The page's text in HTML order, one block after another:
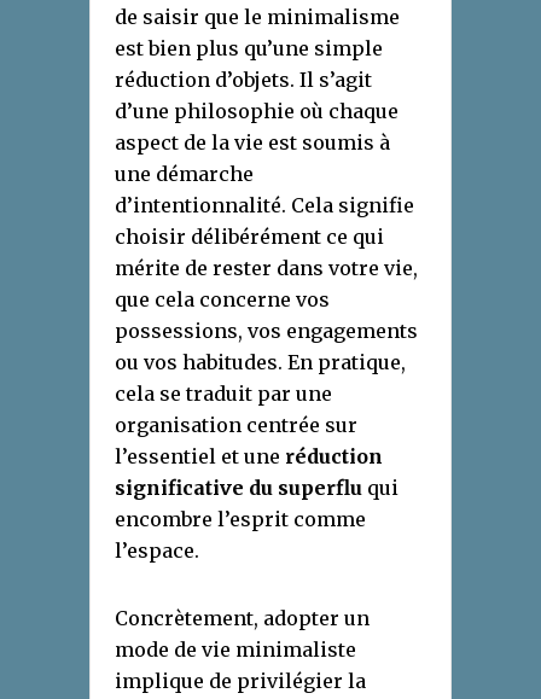
de saisir que le minimalisme
est bien plus qu’une simple
réduction d’objets. Il s’agit
d’une philosophie où chaque
aspect de la vie est soumis à
une démarche
d’intentionnalité. Cela signifie
choisir délibérément ce qui
mérite de rester dans votre vie,
que cela concerne vos
possessions, vos engagements
ou vos habitudes. En pratique,
cela se traduit par une
organisation centrée sur
l’essentiel et une réduction
significative du superflu qui
encombre l’esprit comme
l’espace.
Concrètement, adopter un
mode de vie minimaliste
implique de privilégier la